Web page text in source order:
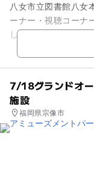
八女市立図書館八女
ーナー・視聴コーナ
しコーナーなどで構
他に幼児～小学校低
7/18グランドオ
施設
福岡県宗像市